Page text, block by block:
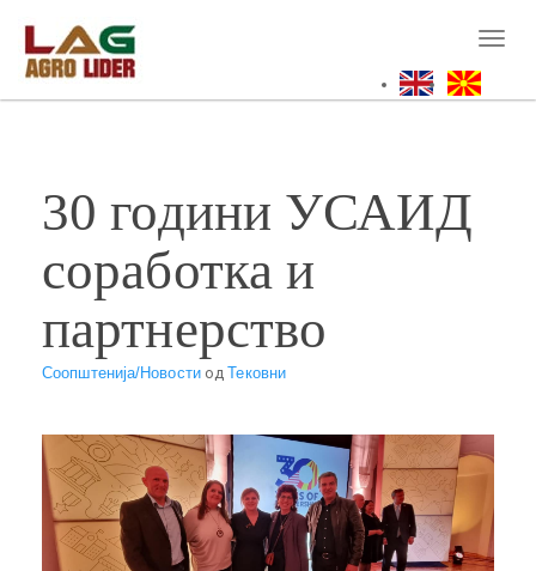
main
content
30 години УСАИД
соработка и
партнерство
Соопштенија/НовостиодТековни